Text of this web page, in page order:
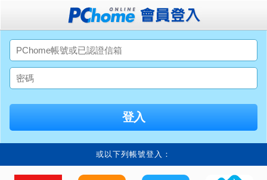
或以下列帳號登入：